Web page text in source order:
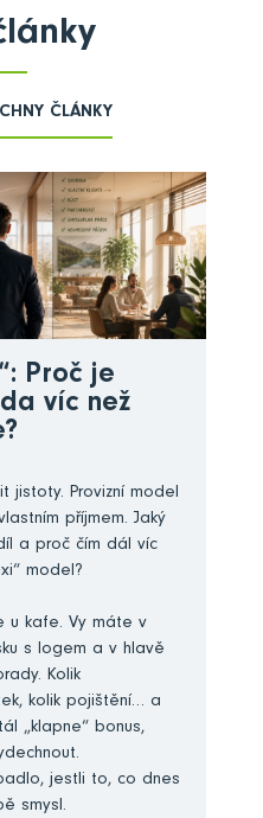
ČLÁNKY
Proč je
víc než
jistoty. Provizní model
příjmem. Jaký
a proč čím dál víc
model?
u kafe. Vy máte v
s logem a v hlavě
Kolik
kolik pojištění… a
„klapne“ bonus,
jestli to, co dnes
smysl.